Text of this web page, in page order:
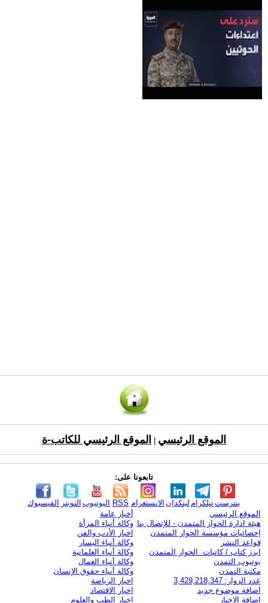
الموقع الرئيسي الموقع الرئيسي للكاتب-ة
تابعونا على:
الفيسبوك التويتر اليوتيوب RSS الانستغرام لينكدإن تيلكرامبنترست
الموقع الرئيسي
هيئة ادارة الحوار المتمدن - للإتصال بنا
إحصائيات مؤسسة الحوار المتمدن
قواعد النشر
ابرز كتاب / كاتبات الحوار المتمدن
يوتيوب التمدن
مكتبة التمدن
عدد الزوار: 3,429,218,347
اضافة موضوع جديد
اضافة الاخبار
أخبار عامة
وكالة أنباء المرأة
اخبار الأدب والفن
وكالة أنباء اليسار
وكالة أنباء العلمانية
وكالة أنباء العمال
وكالة أنباء حقوق الإنسان
اخبار الرياضة
اخبار الاقتصاد
اخبار الطب والعلوم